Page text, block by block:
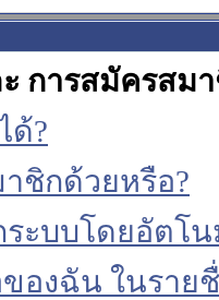
การสมัครสม
ด้?
ชิกด้วยหรือ?
ะบบโดยอัตโ
องฉัน ในราย